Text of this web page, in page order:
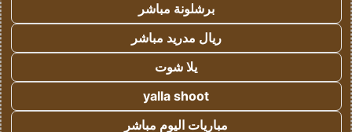
برشلونة مباشر
ريال مدريد مباشر
يلا شوت
yalla shoot
مباريات اليوم مباشر